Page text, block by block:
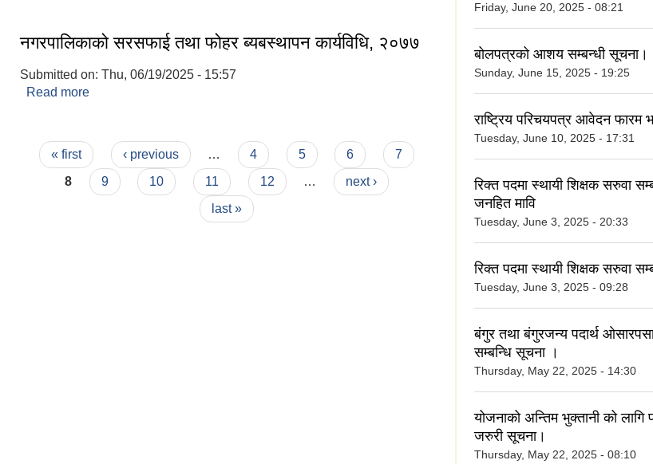
नगरपालिकाको सरसफाई तथा फोहर ब्यबस्थापन कार्यविधि, २०७७
Submitted on: Thu, 06/19/2025 - 15:57
Read more
Pages
« first ‹ previous … 4 5 6
7
8
9 10 11 12 …
next ›
last »
Friday, June 20, 2025 - 08:21
बोलपत्रको आशय सम्बन्धी सूचना।
Sunday, June 15, 2025 - 19:25
राष्ट्रिय परिचयपत्र आवेदन फारम
Tuesday, June 10, 2025 - 17:31
रिक्त पदमा स्थायी शिक्षक सरुवा
जनहित मावि
Tuesday, June 3, 2025 - 20:33
रिक्त पदमा स्थायी शिक्षक सरुवा
Tuesday, June 3, 2025 - 09:28
बंगुर तथा बंगुरजन्य पदार्थ
सम्बन्धि सूचना ।
Thursday, May 22, 2025 - 14:30
योजनाको अन्तिम भुक्तानी को लागि
जरुरी सूचना।
Thursday, May 22, 2025 - 08:10